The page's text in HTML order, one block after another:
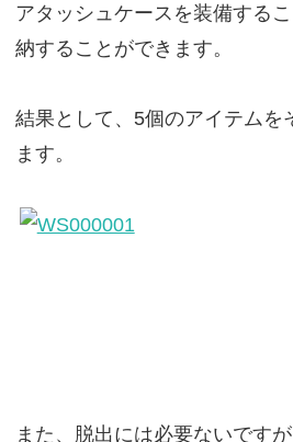
アタッシュケースを装備する
納することができます。
結果として、5個のアイテムを
ます。
また、脱出には必要ないです